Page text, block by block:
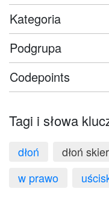
Kategoria
Podgrupa
Codepoints
Tagi i słowa
dłoń dłoń
w prawo